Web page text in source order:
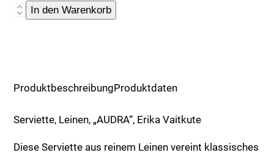
Serviette,
Menge
In den Warenkorb
ProduktbeschreibungProduktdaten
Serviette, Leinen, „AUDRA“, Erika Vaitkute
Diese Serviette aus reinem Leinen vereint klassisches